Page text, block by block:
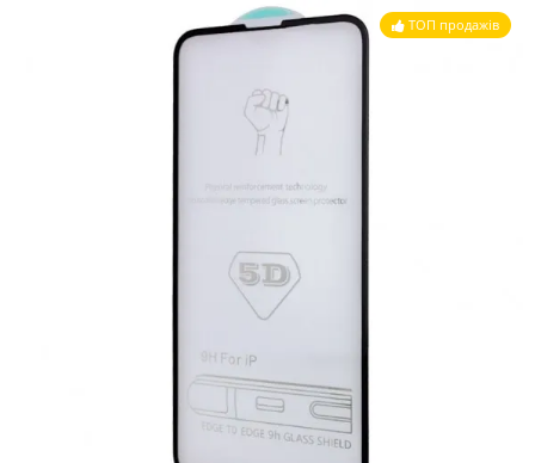
ТОП продажів